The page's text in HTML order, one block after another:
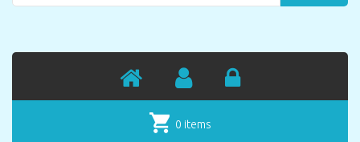
0 items